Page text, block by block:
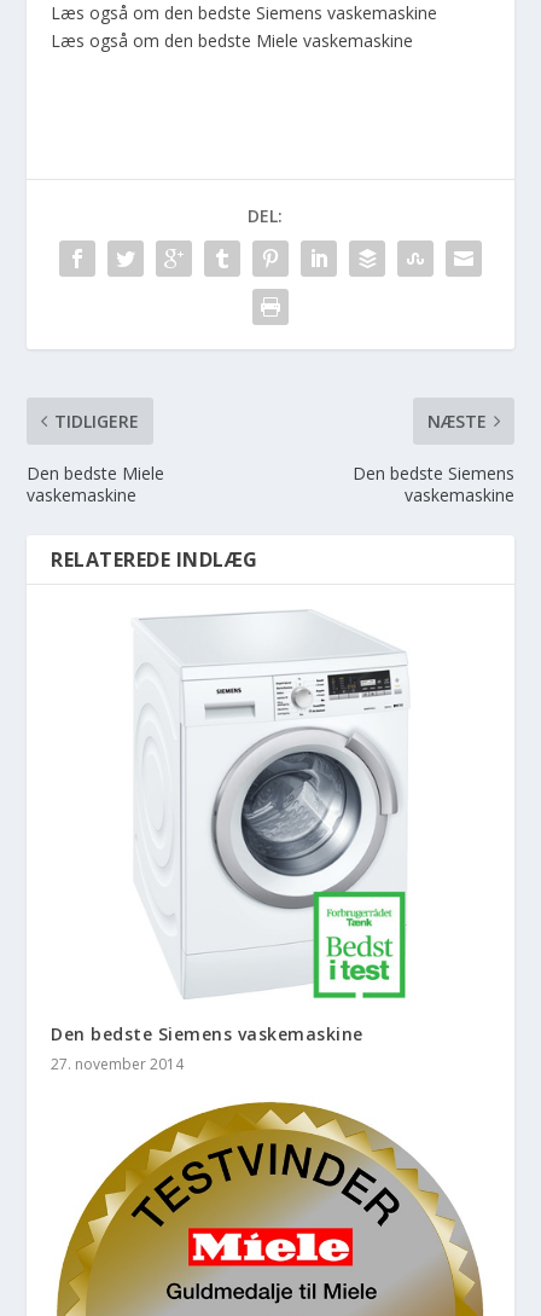
Læs også om den bedste Siemens vaskemaskine
Læs også om den bedste Miele vaskemaskine
DEL:
TIDLIGERE
Den bedste Miele
vaskemaskine
NÆSTE
Den bedste Siemens
vaskemaskine
RELATEREDE INDLÆG
Den bedste Siemens vaskemaskine
27. november 2014